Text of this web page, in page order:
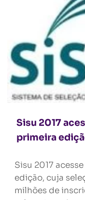
Sisu 2017
primeira
Sisu 2017
edição, cuja
milhões de